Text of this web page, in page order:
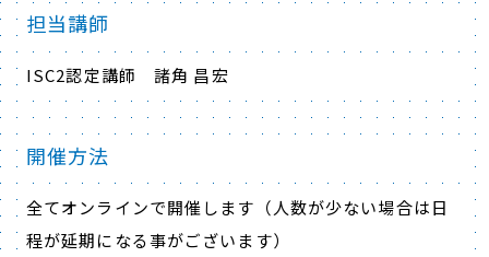
担当講師
ISC2認定講師 諸角 昌宏
開催方法
全てオンラインで開催します（人数が少ない場合は日
程が延期になる事がございます）